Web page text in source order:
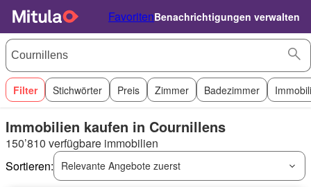
FavoritenBenachrichtigungen verwalten
Filter Stichwörter Preis Zimmer Badezimmer
Immobilien kaufen in Cournillens
150’810 verfügbare immobilien
Sortieren:
Relevante Angebote zuerst